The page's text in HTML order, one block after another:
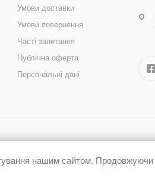
Умови доставки
Умови повернення
Часті запитання
Публічна оферта
Персональні дані
нашим сайтом. Продовжуючи